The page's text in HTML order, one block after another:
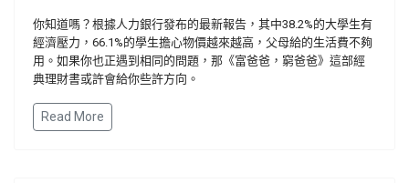
你知道嗎？根據人力銀行發布的最新報告，其中38.2%的大學生有
經濟壓力，66.1%的學生擔心物價越來越高，父母給的生活費不夠
用。如果你也正遇到相同的問題，那《富爸爸，窮爸爸》這部經
典理財書或許會給你些許方向。
Read More